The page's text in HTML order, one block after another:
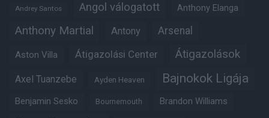
Andrey Santos Angol válogatott Anthony Elanga
Anthony Martial Antony Arsenal
Aston Villa Átigazolási Center Átigazolások
Axel Tuanzebe Ayden Heaven Bajnokok Ligája
Benjamin Sesko Bournemouth Brandon Williams